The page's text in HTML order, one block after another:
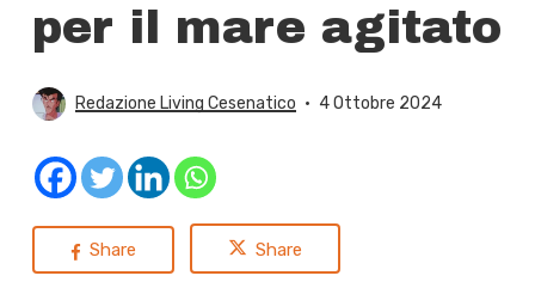
per il mare agitato
Redazione Living Cesenatico 4 Ottobre 2024
Share Share